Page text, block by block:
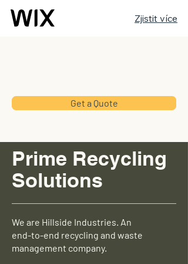
Zjistit více